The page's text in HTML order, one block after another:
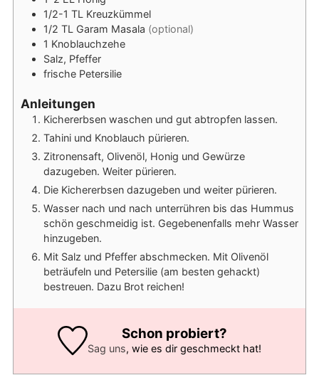
1/2-1 TL Kreuzkümmel
1/2 TL Garam Masala (optional)
1 Knoblauchzehe
Salz, Pfeffer
frische Petersilie
Anleitungen
Kichererbsen waschen und gut abtropfen lassen.
Tahini und Knoblauch pürieren.
Zitronensaft, Olivenöl, Honig und Gewürze
dazugeben. Weiter pürieren.
Die Kichererbsen dazugeben und weiter pürieren.
Wasser nach und nach unterrühren bis das Hummus
schön geschmeidig ist. Gegebenenfalls mehr Wasser
hinzugeben.
Mit Salz und Pfeffer abschmecken. Mit Olivenöl
beträufeln und Petersilie (am besten gehackt)
bestreuen. Dazu Brot reichen!
Schon probiert?
Sag uns, wie es dir geschmeckt hat!